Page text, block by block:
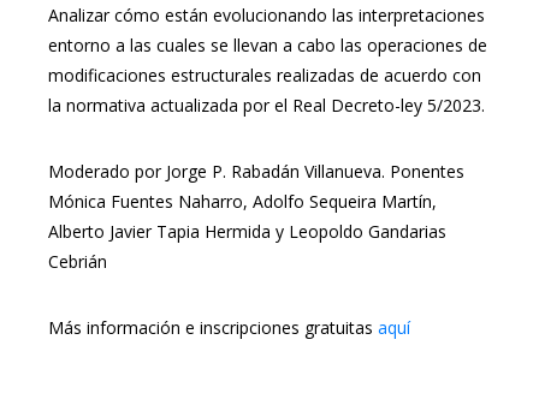
Analizar cómo están evolucionando las interpretaciones
entorno a las cuales se llevan a cabo las operaciones de
modificaciones estructurales realizadas de acuerdo con
la normativa actualizada por el Real Decreto-ley 5/2023.
Moderado por Jorge P. Rabadán Villanueva. Ponentes
Mónica Fuentes Naharro, Adolfo Sequeira Martín,
Alberto Javier Tapia Hermida y Leopoldo Gandarias
Cebrián
Más información e inscripciones gratuitas aquí